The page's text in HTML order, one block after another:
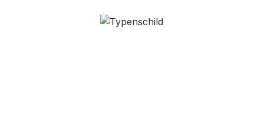
Bildergalerie überspringen